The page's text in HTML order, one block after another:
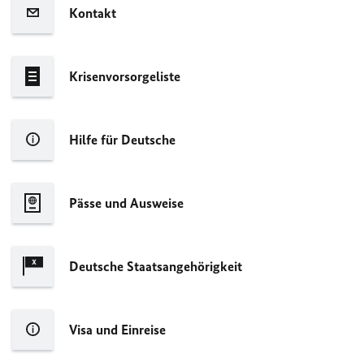
Kontakt
Krisenvorsorgeliste
Hilfe für Deutsche
Pässe und Ausweise
Deutsche Staatsangehörigkeit
Visa und Einreise